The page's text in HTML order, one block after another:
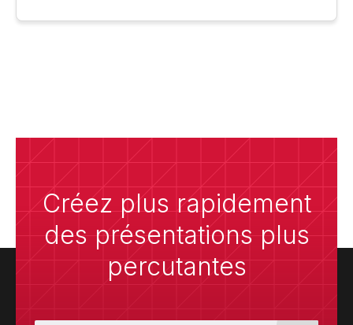
Créez plus rapidement
des présentations plus
percutantes